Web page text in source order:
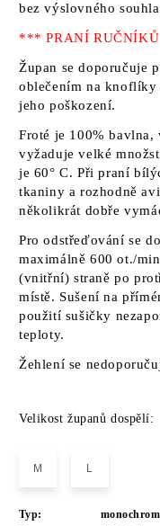
bez výslovného
*** PRANÍ RUČNÍKŮ
Župan se doporučuje
oblečením na
jeho poškození.
Froté je 100%
vyžaduje velké
je 60° C. Při praní
tkaniny a rozhodně
několikrát dobře
Pro odstřeďování se
maximálně 600 ot./
(vnitřní) straně po
místě. Sušení na
použití sušičky
teploty.
Žehlení se
Velikost županů dospělí:
M L
Typ: